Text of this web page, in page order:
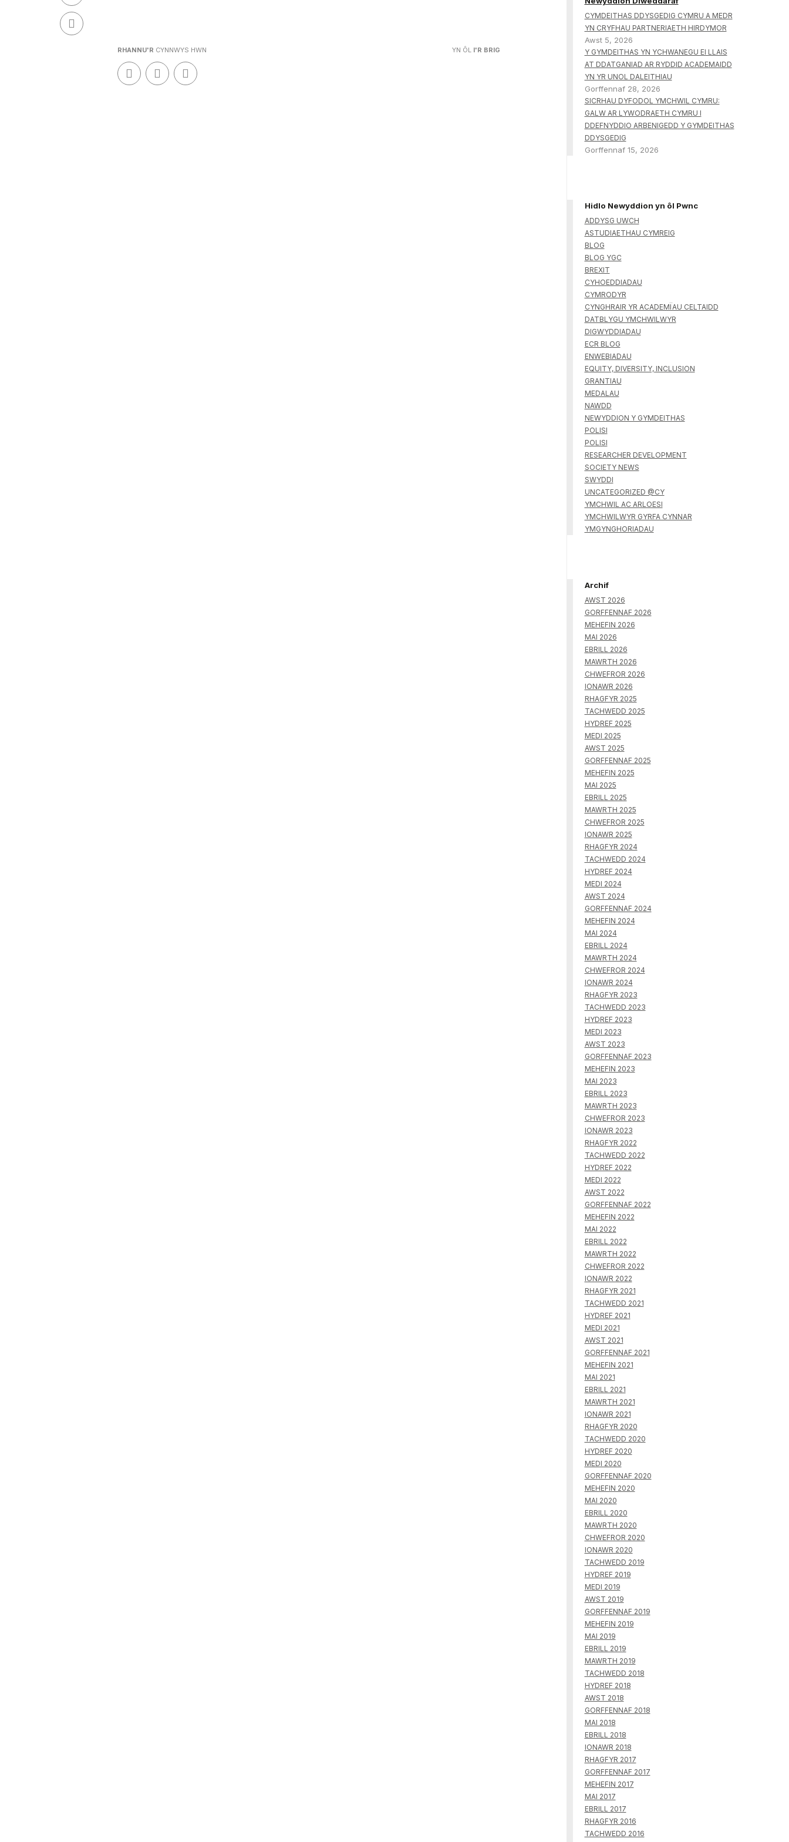
RHANNU'R CYNNWYS HWN YN ÔL I'R BRIG
CYMDEITHAS DDYSGEDIG CYMRU A MEDR
YN CRYFHAU PARTNERIAETH HIRDYMOR
Awst 5, 2026
Y GYMDEITHAS YN YCHWANEGU EI LLAIS
AT DDATGANIAD AR RYDDID ACADEMAIDD
YN YR UNOL DALEITHIAU
Gorffennaf 28, 2026
SICRHAU DYFODOL YMCHWIL CYMRU:
GALW AR LYWODRAETH CYMRU I
DDEFNYDDIO ARBENIGEDD Y GYMDEITHAS
DDYSGEDIG
Gorffennaf 15, 2026
Hidlo Newyddion yn ôl Pwnc
ADDYSG UWCH
ASTUDIAETHAU CYMREIG
BLOG
BLOG YGC
BREXIT
CYHOEDDIADAU
CYMRODYR
CYNGHRAIR YR ACADEMÏAU CELTAIDD
DATBLYGU YMCHWILWYR
DIGWYDDIADAU
ECR BLOG
ENWEBIADAU
EQUITY, DIVERSITY, INCLUSION
GRANTIAU
MEDALAU
NAWDD
NEWYDDION Y GYMDEITHAS
POLISI
POLISI
RESEARCHER DEVELOPMENT
SOCIETY NEWS
SWYDDI
UNCATEGORIZED @CY
YMCHWIL AC ARLOESI
YMCHWILWYR GYRFA CYNNAR
YMGYNGHORIADAU
Archif
AWST 2026
GORFFENNAF 2026
MEHEFIN 2026
MAI 2026
EBRILL 2026
MAWRTH 2026
CHWEFROR 2026
IONAWR 2026
RHAGFYR 2025
TACHWEDD 2025
HYDREF 2025
MEDI 2025
AWST 2025
GORFFENNAF 2025
MEHEFIN 2025
MAI 2025
EBRILL 2025
MAWRTH 2025
CHWEFROR 2025
IONAWR 2025
RHAGFYR 2024
TACHWEDD 2024
HYDREF 2024
MEDI 2024
AWST 2024
GORFFENNAF 2024
MEHEFIN 2024
MAI 2024
EBRILL 2024
MAWRTH 2024
CHWEFROR 2024
IONAWR 2024
RHAGFYR 2023
TACHWEDD 2023
HYDREF 2023
MEDI 2023
AWST 2023
GORFFENNAF 2023
MEHEFIN 2023
MAI 2023
EBRILL 2023
MAWRTH 2023
CHWEFROR 2023
IONAWR 2023
RHAGFYR 2022
TACHWEDD 2022
HYDREF 2022
MEDI 2022
AWST 2022
GORFFENNAF 2022
MEHEFIN 2022
MAI 2022
EBRILL 2022
MAWRTH 2022
CHWEFROR 2022
IONAWR 2022
RHAGFYR 2021
TACHWEDD 2021
HYDREF 2021
MEDI 2021
AWST 2021
GORFFENNAF 2021
MEHEFIN 2021
MAI 2021
EBRILL 2021
MAWRTH 2021
IONAWR 2021
RHAGFYR 2020
TACHWEDD 2020
HYDREF 2020
MEDI 2020
GORFFENNAF 2020
MEHEFIN 2020
MAI 2020
EBRILL 2020
MAWRTH 2020
CHWEFROR 2020
IONAWR 2020
TACHWEDD 2019
HYDREF 2019
MEDI 2019
AWST 2019
GORFFENNAF 2019
MEHEFIN 2019
MAI 2019
EBRILL 2019
MAWRTH 2019
TACHWEDD 2018
HYDREF 2018
AWST 2018
GORFFENNAF 2018
MAI 2018
EBRILL 2018
IONAWR 2018
RHAGFYR 2017
GORFFENNAF 2017
MEHEFIN 2017
MAI 2017
EBRILL 2017
RHAGFYR 2016
TACHWEDD 2016